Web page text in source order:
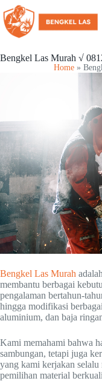
Bengkel Las Murah √
Home »
Bengkel Las Murah
membantu berbagai
pengalaman bertahun-
hingga modifikasi
aluminium, dan baja
Kami memahami bahwa
sambungan, tetapi juga
yang kami kerjakan
pemilihan material